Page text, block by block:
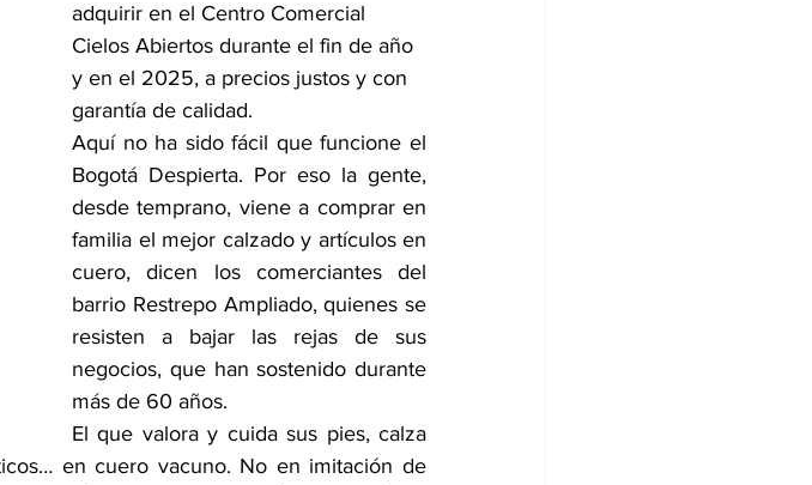
adquirir en el Centro Comercial
Cielos Abiertos durante el fin de año
y en el 2025, a precios justos y con
garantía de calidad.
Aquí no ha sido fácil que funcione el
Bogotá Despierta. Por eso la gente,
desde temprano, viene a comprar en
familia el mejor calzado y artículos en
cuero, dicen los comerciantes del
barrio Restrepo Ampliado, quienes se
resisten a bajar las rejas de sus
negocios, que han sostenido durante
más de 60 años.
El que valora y cuida sus pies, calza
en cuero vacuno. No en imitación de